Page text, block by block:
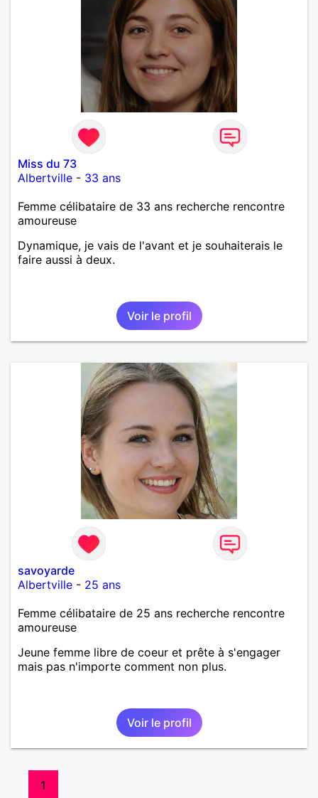
Miss du 73
Albertville - 33 ans
Femme célibataire de 33 ans recherche rencontre
amoureuse
Dynamique, je vais de l'avant et je souhaiterais le
faire aussi à deux.
Voir le profil
savoyarde
Albertville - 25 ans
Femme célibataire de 25 ans recherche rencontre
amoureuse
Jeune femme libre de coeur et prête à s'engager
mais pas n'importe comment non plus.
Voir le profil
1